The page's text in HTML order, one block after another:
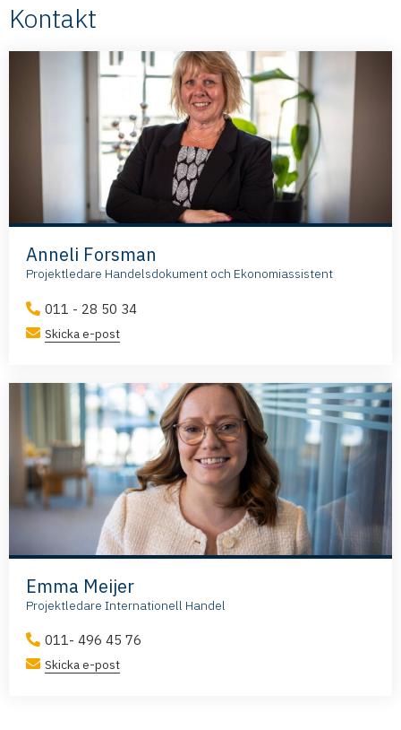
Kontakt
Anneli Forsman
Projektledare Handelsdokument och Ekonomiassistent
011 - 28 50 34
Skicka e-post
Emma Meijer
Projektledare Internationell Handel
011- 496 45 76
Skicka e-post